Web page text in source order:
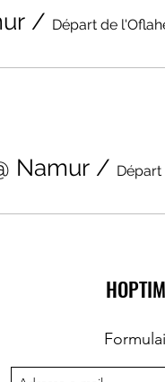
/ Départ de
Namur /